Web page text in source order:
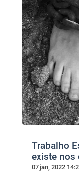
Trabalho
existe nos
07 jan, 2022